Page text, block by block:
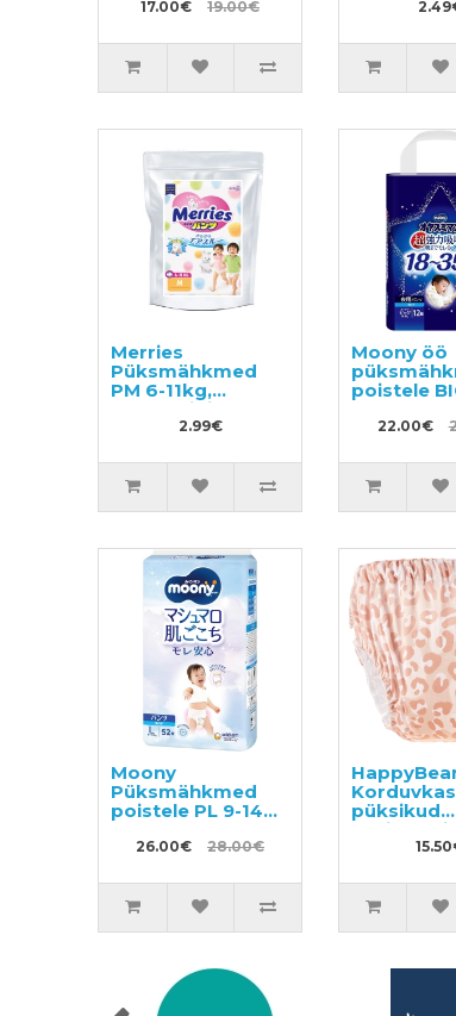
17.00€ 19.00€
Merries
Püksmähkmed
PM 6-11kg,
tootenäidis 3tk
2.99€
Moony öö
poistele
22.00€
Moony
Püksmähkmed
poistele PL 9-14kg
26.00€ 28.00€
püksikud